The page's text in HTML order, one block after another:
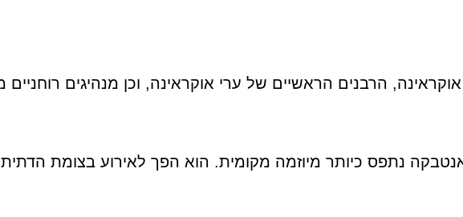
הרבנים הראשיים של ערי אוקראינה, וכן מנהיגים רוחניים
נתפס כיותר מיוזמה מקומית. הוא הפך לאירוע בצומת